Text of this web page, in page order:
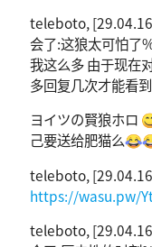
teleboto,
会了:这狼太可怕
我这么多 由于现在
多回复几次才能看
ヨイツの賢狼ホロ
己要送给肥猫么
teleboto,
https://wasu.pw/
teleboto,